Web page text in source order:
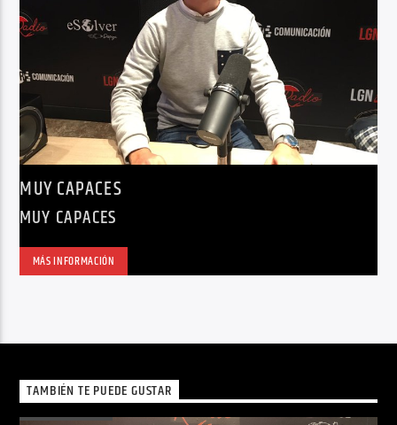
MUY CAPACES
MUY CAPACES
MÁS INFORMACIÓN
TAMBIÉN TE PUEDE GUSTAR